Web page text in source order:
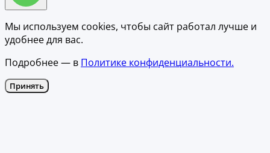
Мы используем cookies, чтобы сайт работал лучше и
удобнее для вас.
Подробнее — в Политике конфиденциальности.
Принять